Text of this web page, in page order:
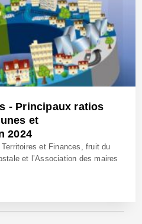
- Principaux ratios
et
2024
et Finances, fruit du
et l’Association des maires